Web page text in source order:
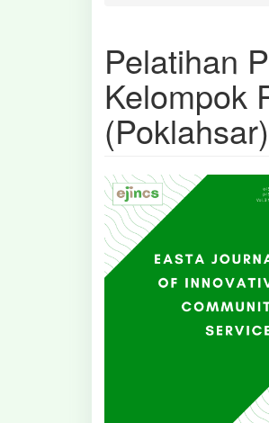
Pelatihan
Kelompok
Bilah
Samping
Artikel